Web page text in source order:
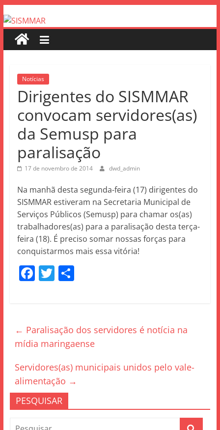
Notícias
Dirigentes do SISMMAR
convocam servidores(as)
da Semusp para
paralisação
17 de novembro de 2014 dwd_admin
Na manhã desta segunda-feira (17) dirigentes do
SISMMAR estiveram na Secretaria Municipal de
Serviços Públicos (Semusp) para chamar os(as)
trabalhadores(as) para a paralisação desta terça-
feira (18). É preciso somar nossas forças para
conquistarmos mais essa vitória!
F
b
o
o
k
T S
← Paralisação dos servidores é notícia na
mídia maringaense
Servidores(as) municipais unidos pelo vale-
alimentação →
PESQUISAR